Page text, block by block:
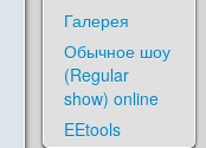
Галерея
Обычное шоу
(Regular
show) online
EEtools